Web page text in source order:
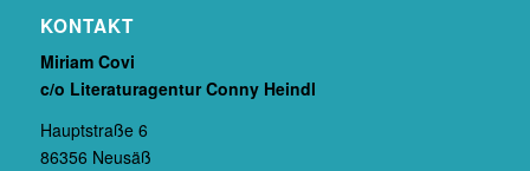
KONTAKT
Miriam Covi
c/o Literaturagentur Conny Heindl
Hauptstraße 6
86356 Neusäß